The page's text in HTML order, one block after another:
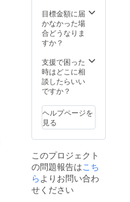
泊費は
当方負
担なの
さい
（離島
や海外
等の場
相談さ
せてく
ださ
い）。
につい
て＞ 合
計20時
間の5年
間のサ
目標金額に届
かなかった場
合どうなりま
すか？
支援で困った
時はどこに相
談したらいい
ですか？
ヘルプページを
見る
このプロジェクト
の問題報告はこち
らよりお問い合わ
せください